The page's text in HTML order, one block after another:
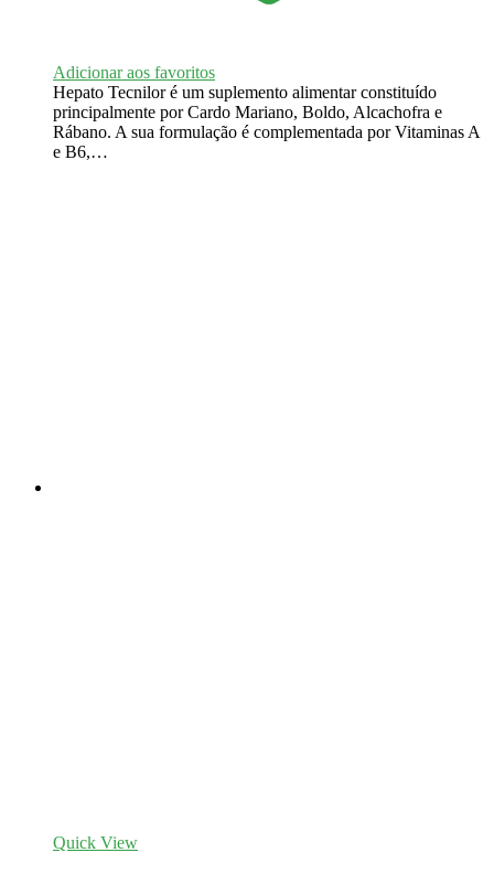
Adicionar aos favoritos
Hepato Tecnilor é um suplemento alimentar constituído
principalmente por Cardo Mariano, Boldo, Alcachofra e
Rábano. A sua formulação é complementada por Vitaminas A
e B6,…
Quick View